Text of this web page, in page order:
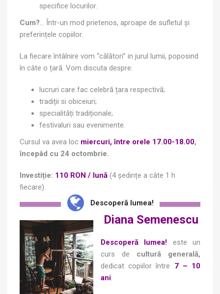
specifice locurilor.
Cum?… Într-un mod prietenos, aproape de sufletul și
preferințele copiilor.
La fiecare întâlnire vom “călători” in jurul lumii, poposind
în câte o țară. Vom discuta despre:
lucruri care fac celebră țara respectivă;
tradiții si obiceiuri;
specialități tradiționale;
festivaluri sau evenimente.
Cursul va avea loc miercuri, între orele 17.00-18.00,
începâd cu 24 octombrie.
Investiție: 110 RON / lună (4 ședințe a câte 1 h
fiecare).
Descoperă lumea!
Diana Semenescu
Descoperă lumea!
este un
curs de cultură generală,
dedicat copiilor între 7 – 10
ani.